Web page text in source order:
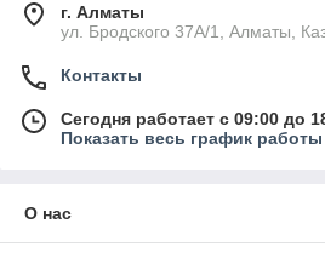
г. Алматы
ул. Бродского 37А/1, Алматы,
Контакты
Сегодня работает с 09:00 до
Показать весь график работы
О нас